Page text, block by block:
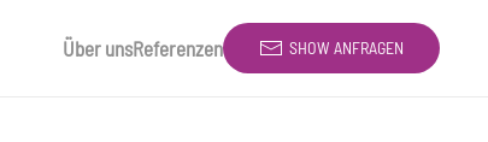
Über unsReferenzen SHOW ANFRAGEN